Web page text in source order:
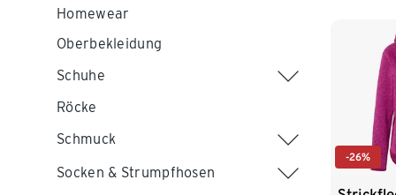
Homewear
Oberbekleidung
Schuhe
Röcke
Schmuck
Socken & Strumpfhosen
-26%